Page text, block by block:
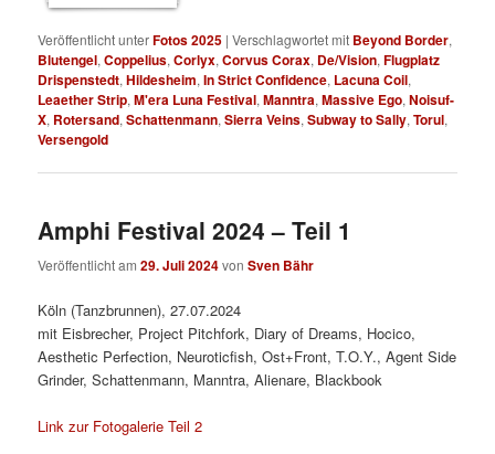
Veröffentlicht unterFotos 2025 |Verschlagwortet mit Beyond Border,
Blutengel,Coppelius,Corlyx,Corvus Corax, De/Vision,Flugplatz
Drispenstedt,Hildesheim,In Strict Confidence, Lacuna Coil,
Leaether Strip,M'era Luna Festival,Manntra,Massive Ego,Noisuf-
X, Rotersand,Schattenmann,Sierra Veins,Subway to Sally,Torul,
Versengold
Amphi Festival 2024 – Teil 1
Veröffentlicht am29. Juli 2024vonSven Bähr
Köln (Tanzbrunnen), 27.07.2024
mit Eisbrecher, Project Pitchfork, Diary of Dreams, Hocico,
Aesthetic Perfection, Neuroticfish, Ost+Front, T.O.Y., Agent Side
Grinder, Schattenmann, Manntra, Alienare, Blackbook
Link zur Fotogalerie Teil 2